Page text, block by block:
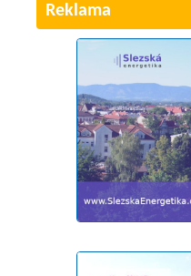
Reklama